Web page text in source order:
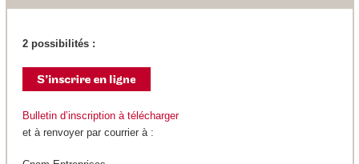
2 possibilités :
Bulletin d’inscription à télécharger
et à renvoyer par courrier à :